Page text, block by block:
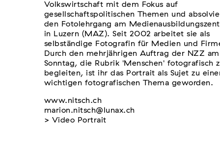
Volkswirtschaft mit dem Fokus auf
gesellschaftspolitischen Themen und
den Fotolehrgang am
in Luzern (MAZ). Seit 2002 arbeitet sie als
selbständige Fotografin für Medien und
Durch den mehrjährigen Auftrag der NZZ am
Sonntag, die Rubrik 'Menschen' fotografisch
begleiten, ist ihr das Portrait als Sujet zu
wichtigen fotografischen Thema geworden.
www.nitsch.ch
marion.nitsch@lunax.ch
> Video Portrait